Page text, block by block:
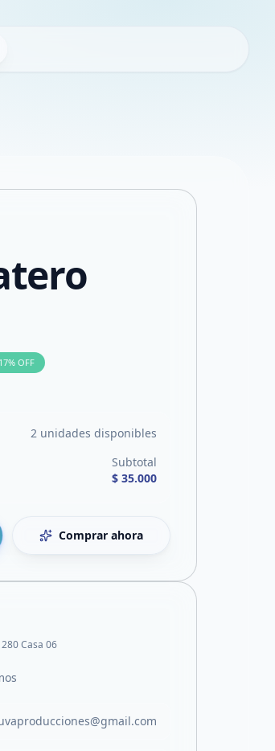
17% OFF
2 unidades disponibles
Subtotal
$ 35.000
Comprar ahora
Casa 06